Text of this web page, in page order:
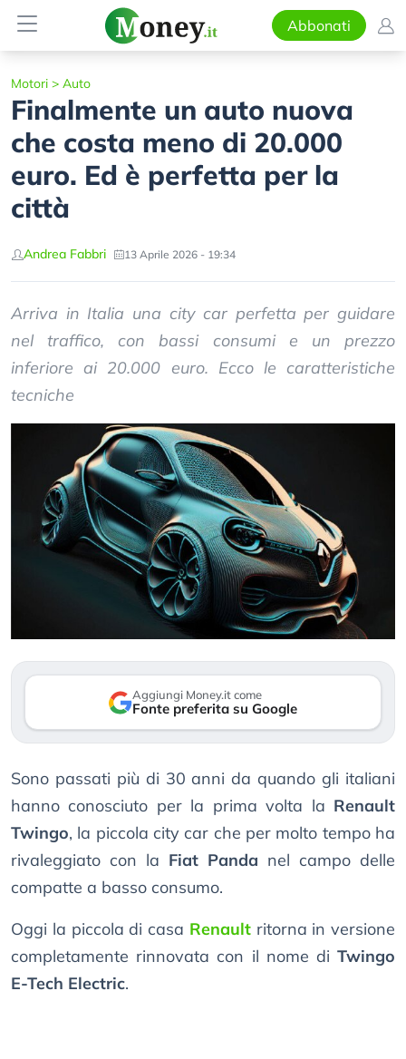
Abbonati
Motori > Auto
Finalmente un auto nuova
che costa meno di 20.000
euro. Ed è perfetta per la
città
Andrea Fabbri 13 Aprile 2026 - 19:34
Arriva in Italia una city car perfetta per guidare
nel traffico, con bassi consumi e un prezzo
inferiore ai 20.000 euro. Ecco le caratteristiche
tecniche
Aggiungi Money.it come
Fonte preferita su Google
Sono passati più di 30 anni da quando gli italiani
hanno conosciuto per la prima volta la Renault
Twingo, la piccola city car che per molto tempo ha
rivaleggiato con la Fiat Panda nel campo delle
compatte a basso consumo.
Oggi la piccola di casa Renaultritorna in versione
completamente rinnovata con il nome di Twingo
E-Tech Electric.